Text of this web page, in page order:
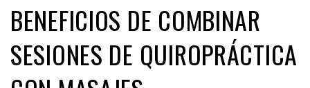
BENEFICIOS DE COMBINAR
SESIONES DE QUIROPRÁCTICA